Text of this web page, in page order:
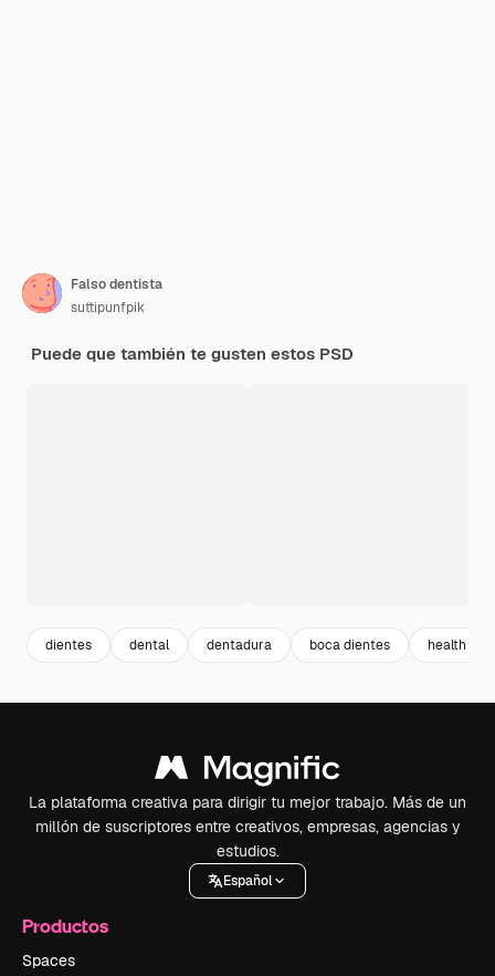
Falso dentista
suttipunfpik
Puede que también te gusten estos PSD
dientes dental dentadura boca dientes health
La plataforma creativa para dirigir tu mejor trabajo. Más de un
millón de suscriptores entre creativos, empresas, agencias y
estudios.
Español
Productos
Spaces